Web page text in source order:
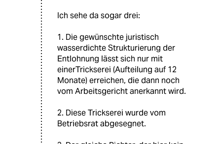
Ich sehe da sogar drei:
1. Die gewünschte juristisch
wasserdichte Strukturierung der
Entlohnung lässt sich nur mit
einerTrickserei (Aufteilung auf 12
Monate) erreichen, die dann noch
vom Arbeitsgericht anerkannt wird.
2. Diese Trickserei wurde vom
Betriebsrat abgesegnet.